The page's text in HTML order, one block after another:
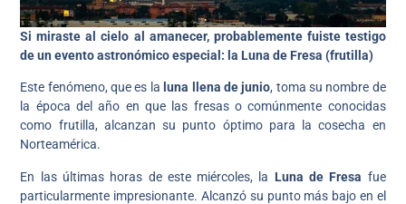
Si miraste al cielo al amanecer, probablemente fuiste testigo
de un evento astronómico especial: la Luna de Fresa (frutilla)
Este fenómeno, que es la luna llena de junio, toma su nombre de
la época del año en que las fresas o comúnmente conocidas
como frutilla, alcanzan su punto óptimo para la cosecha en
Norteamérica.
En las últimas horas de este miércoles, la Luna de Fresa fue
particularmente impresionante. Alcanzó su punto más bajo en el